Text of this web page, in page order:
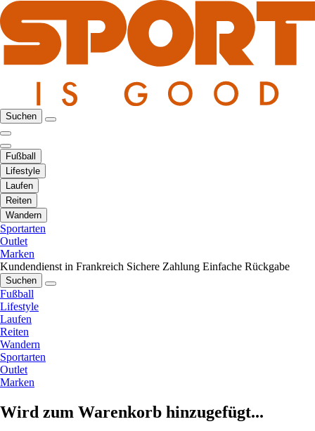
Suchen
Fußball
Lifestyle
Laufen
Reiten
Wandern
Sportarten
Outlet
Marken
Kundendienst in Frankreich Sichere Zahlung Einfache Rückgabe
Suchen
Fußball
Lifestyle
Laufen
Reiten
Wandern
Sportarten
Outlet
Marken
Wird zum Warenkorb hinzugefügt...